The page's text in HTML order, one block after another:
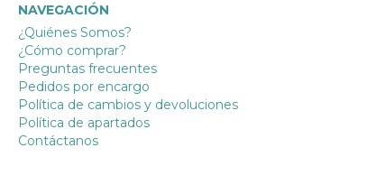
NAVEGACIÓN
¿Quiénes Somos?
¿Cómo comprar?
Preguntas frecuentes
Pedidos por encargo
Política de cambios y devoluciones
Política de apartados
Contáctanos